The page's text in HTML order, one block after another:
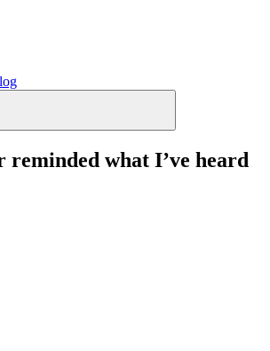
reminded what I’ve heard